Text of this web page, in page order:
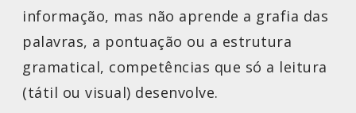
informação, mas não aprende a grafia das
palavras, a pontuação ou a estrutura
gramatical, competências que só a leitura
(tátil ou visual) desenvolve.